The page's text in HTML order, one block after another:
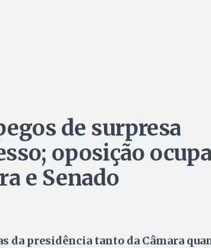
de surpresa
oposição ocupa
e Senado
da presidência tanto da Câmara